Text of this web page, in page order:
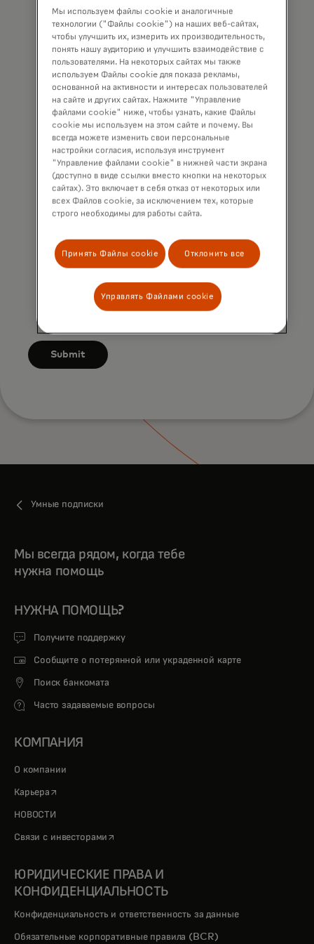
well as other topical business
information by email. If I have
shared my phone number, I confirm
that I am also happy to be
contacted by Mastercard for such
marketing purposes by phone. I
understand that I am free to
withdraw my consent at any time,
free of charge, using the opt-out
link provided in each email.
I acknowledge that my personal
accordance with
Mastercard’sGlobal Privacy Notice
By submitting this form, I also
confirm that I have read and agree
Submit
Умные подписки
Мы всегда рядом, когда тебе
нужна помощь
НУЖНА ПОМОЩЬ?
Получите поддержку
Сообщите о потерянной или украденной карте
Поиск банкомата
Часто задаваемые вопросы
КОМПАНИЯ
О компании
Карьера opens in a new tab
НОВОСТИ
Связи с инвесторами opens in a new tab
ЮРИДИЧЕСКИЕ ПРАВА И
КОНФИДЕНЦИАЛЬНОСТЬ
Конфиденциальность и ответственность за данные
Обязательные корпоративные правила (BCR)
Мы используем файлы cookie и аналогичные
технологии ("Файлы cookie") на наших веб-сайтах,
чтобы улучшить их, измерить их производительность,
понять нашу аудиторию и улучшить взаимодействие с
пользователями. На некоторых сайтах мы также
используем Файлы cookie для показа рекламы,
основанной на активности и интересах пользователей
на сайте и других сайтах. Нажмите "Управление
файлами cookie" ниже, чтобы узнать, какие Файлы
cookie мы используем на этом сайте и почему. Вы
всегда можете изменить свои персональные
настройки согласия, используя инструмент
"Управление файлами cookie" в нижней части экрана
(доступно в виде ссылки вместо кнопки на некоторых
сайтах). Это включает в себя отказ от некоторых или
всех Файлов cookie, за исключением тех, которые
строго необходимы для работы сайта.
Принять Файлы cookie Отклонить все
Управлять Файлами cookie